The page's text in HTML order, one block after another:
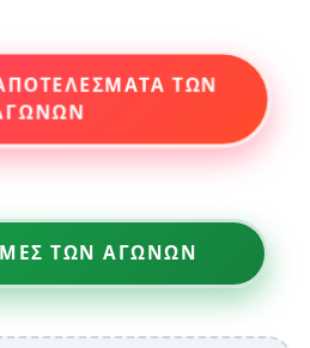
ΤΩΝ
ΤΩΝ ΑΓΩΝΩΝ